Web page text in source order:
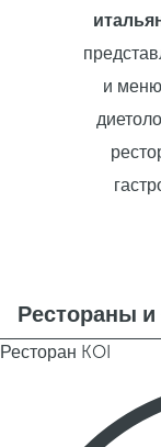
и
Рестораны
Ресторан KOI